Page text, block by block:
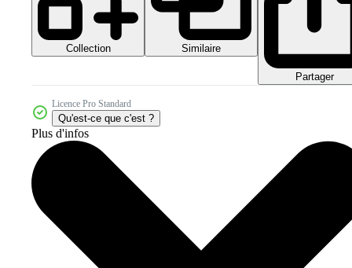
Collection Similaire
Partager
Licence Pro Standard
Qu'est-ce que c'est ?
Plus d'infos